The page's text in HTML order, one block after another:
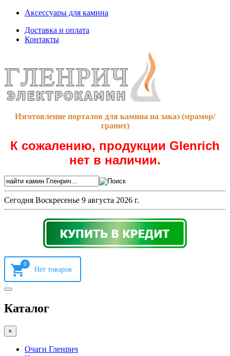
Аксессуары для камина
Доставка и оплата
Контакты
Изготовление порталов для камина на заказ (мрамор/
гранит)
К сожалению, продукции Glenrich
нет в наличии.
Сегодня Воскресенье 9 августа 2026 г.
0
Каталог
×
Очаги Гленрич